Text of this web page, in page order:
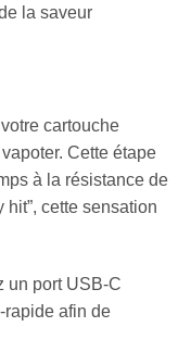
la saveur
cartouche
Cette étape
à la résistance de
hit”, cette sensation
un port USB-C
rapide afin de